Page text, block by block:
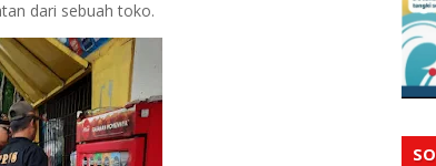
dari sebuah toko.